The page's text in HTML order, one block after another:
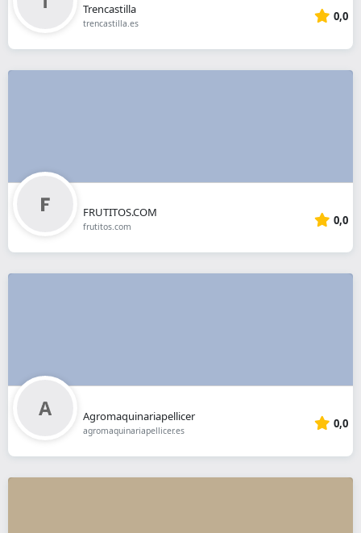
Trencastilla
trencastilla.es 0,0
FRUTITOS.COM
frutitos.com 0,0
Agromaquinariapellicer
agromaquinariapellicer.es 0,0